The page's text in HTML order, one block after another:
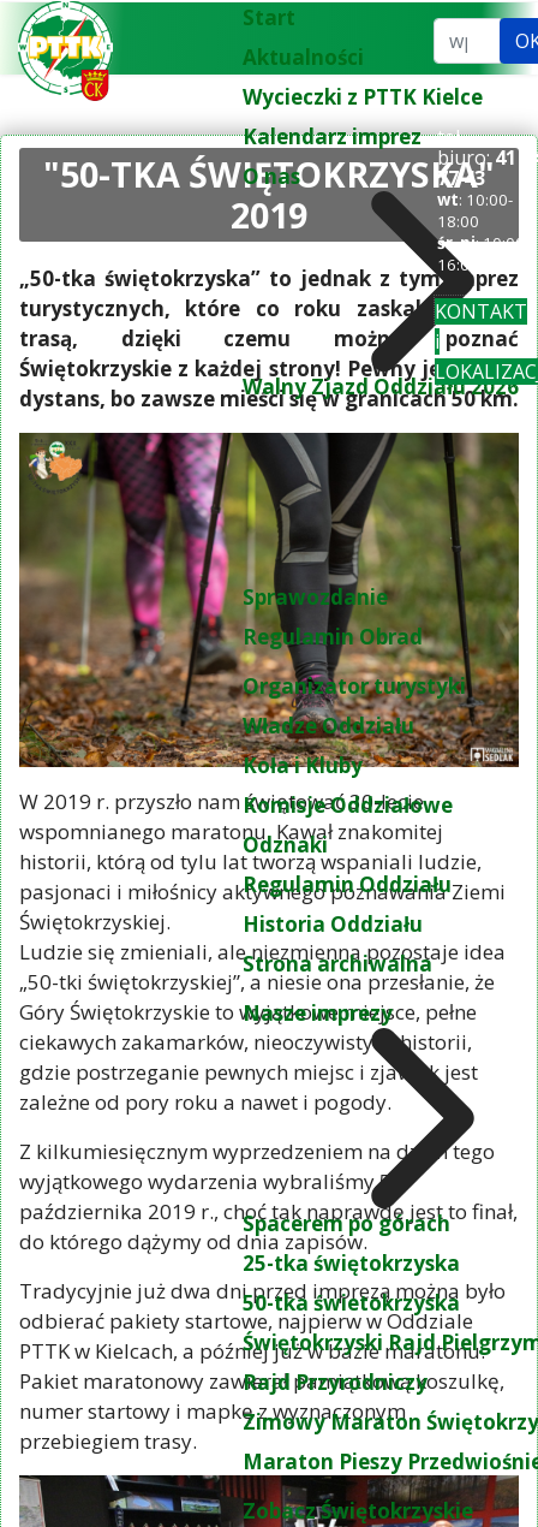
Start
Aktualności
Wycieczki z PTTK Kielce
Kalendarz imprez
O nas
Walny Zjazd Oddziału 2026
Sprawozdanie
Regulamin Obrad
Organizator turystyki
Władze Oddziału
Koła i Kluby
Komisje Oddziałowe
Odznaki
Regulamin Oddziału
Historia Oddziału
Strona archiwalna
Nasze imprezy
Spacerem po górach
25-tka świętokrzyska
50-tka świetokrzyska
Świętokrzyski Rajd
Rajd Przyrodniczy
Zimowy Maraton
Maraton Pieszy
Szukaj...
tel.
biuro:41
77 43
wt
18:00
śr-pi: 10:00-
16:00
KONTAKT
i
"50-TKA ŚWIĘTOKRZYSKA"
2019
„50-tka świętokrzyska” to jednak z tym imprez
turystycznych, które co roku zaskakują inną
trasą, dzięki czemu można poznać
Świętokrzyskie z każdej strony! Pewny jest tylko
dystans, bo zawsze mieści się w granicach 50 km.
W 2019 r. przyszło nam świętować 30-lecie
wspomnianego maratonu. Kawał znakomitej
historii, którą od tylu lat tworzą wspaniali ludzie,
pasjonaci i miłośnicy aktywnego poznawania Ziemi
Świętokrzyskiej.
Ludzie się zmieniali, ale niezmienna pozostaje idea
„50-tki świętokrzyskiej”, a niesie ona przesłanie, że
Góry Świętokrzyskie to wyjątkowe miejsce, pełne
ciekawych zakamarków, nieoczywistych historii,
gdzie postrzeganie pewnych miejsc i zjawisk jest
zależne od pory roku a nawet i pogody.
Z kilkumiesięcznym wyprzedzeniem na dzień tego
wyjątkowego wydarzenia wybraliśmy 5
października 2019 r., choć tak naprawdę jest to finał,
do którego dążymy od dnia zapisów.
Tradycyjnie już dwa dni przed imprezą można było
odbierać pakiety startowe, najpierw w Oddziale
PTTK w Kielcach, a później już w bazie maratonu.
Pakiet maratonowy zawierał pamiątkową koszulkę,
numer startowy i mapkę z wyznaczonym
przebiegiem trasy.